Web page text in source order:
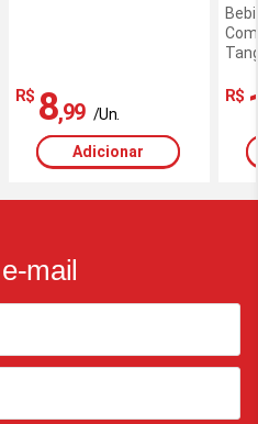
R$ 8,99 /Un.
Adicionar
R$
mail